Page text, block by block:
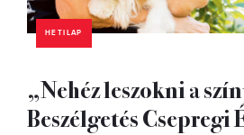
HETILAP
„Nehéz leszokni a
Beszélgetés Csepregi